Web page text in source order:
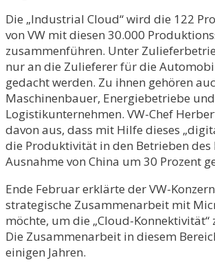
Die „Industrial Cloud“ wird die 122
von VW mit diesen 30.000
zusammenführen. Unter
nur an die Zulieferer für die
gedacht werden. Zu ihnen gehören
Maschinenbauer, Energiebetriebe und
Logistikunternehmen. VW-Chef
davon aus, dass mit Hilfe dieses
die Produktivität in den Betrieben des
Ausnahme von China um 30 Prozent
Ende Februar erklärte der VW-
strategische Zusammenarbeit mit
möchte, um die „Cloud-Konnektivität“
Die Zusammenarbeit in diesem
einigen Jahren.